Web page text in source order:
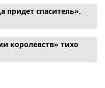
придет спаситель»,
королевств» тихо